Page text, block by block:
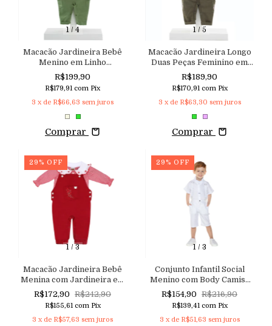
1/ 4
Macacão Jardineira Bebê
Menino em Linho
Aconchego
R$199,90
R$179,91 com Pix
3 x de R$66,63 sem juros
Comprar
1/ 5
Macacão Jardineira Longo
Duas Peças Feminino em
Viscolinho com Bolso
Lateral Bordado Aconchego
do Bebê
R$189,90
R$170,91 com Pix
3 x de R$63,30 sem juros
Comprar
1/ 3
29 % OFF
Macacão Jardineira Bebê
Menina com Jardineira em
Sarja com Elastano e
Camisa Body em Tricoline
Xadrez
R$172,90 R$242,90
R$155,61 com Pix
3 x de R$57,63 sem juros
1/ 3
29 % OFF
Conjunto Infantil Social
Menino com Body Camisa
em Tricoline com Detalhe
na Manga, Gravata
Borboleta e Shorts em
Sarja Linho com
R$154,90 R$216,90
R$139,41 com Pix
3 x de R$51,63 sem juros